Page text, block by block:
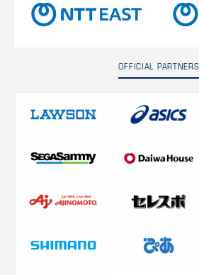
OFFICIAL PARTNERS